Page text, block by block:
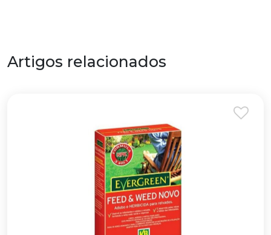
Artigos relacionados